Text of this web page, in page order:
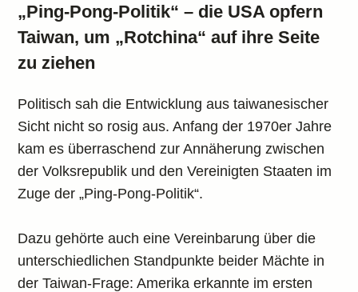
„Ping-Pong-Politik“ – die USA opfern
Taiwan, um „Rotchina“ auf ihre Seite
zu ziehen
Politisch sah die Entwicklung aus taiwanesischer
Sicht nicht so rosig aus. Anfang der 1970er Jahre
kam es überraschend zur Annäherung zwischen
der Volksrepublik und den Vereinigten Staaten im
Zuge der „Ping-Pong-Politik“.
Dazu gehörte auch eine Vereinbarung über die
unterschiedlichen Standpunkte beider Mächte in
der Taiwan-Frage: Amerika erkannte im ersten